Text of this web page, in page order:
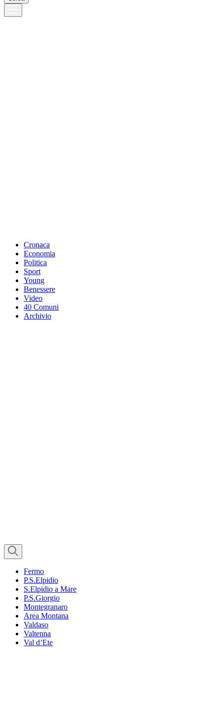
Cronaca
Economia
Politica
Sport
Young
Benessere
Video
40 Comuni
Archivio
Fermo
P.S.Elpidio
S.Elpidio a Mare
P.S.Giorgio
Montegranaro
Area Montana
Valdaso
Valtenna
Val d’Ete